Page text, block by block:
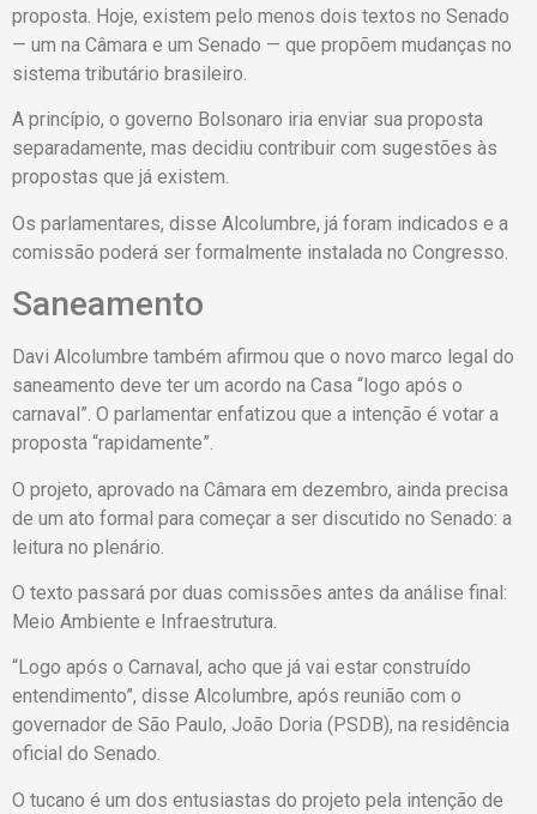
proposta. Hoje, existem pelo menos dois textos no Senado
— um na Câmara e um Senado — que propõem mudanças no
sistema tributário brasileiro.
A princípio, o governo Bolsonaro iria enviar sua proposta
separadamente, mas decidiu contribuir com sugestões às
propostas que já existem.
Os parlamentares, disse Alcolumbre, já foram indicados e a
comissão poderá ser formalmente instalada no Congresso.
Saneamento
Davi Alcolumbre também afirmou que o novo marco legal do
saneamento deve ter um acordo na Casa “logo após o
carnaval”. O parlamentar enfatizou que a intenção é votar a
proposta “rapidamente”.
O projeto, aprovado na Câmara em dezembro, ainda precisa
de um ato formal para começar a ser discutido no Senado: a
leitura no plenário.
O texto passará por duas comissões antes da análise final:
Meio Ambiente e Infraestrutura.
“Logo após o Carnaval, acho que já vai estar construído
entendimento”, disse Alcolumbre, após reunião com o
governador de São Paulo, João Doria (PSDB), na residência
oficial do Senado.
O tucano é um dos entusiastas do projeto pela intenção de